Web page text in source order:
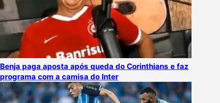
Benja paga aposta após queda do Corinthians e faz
programa com a camisa do Inter